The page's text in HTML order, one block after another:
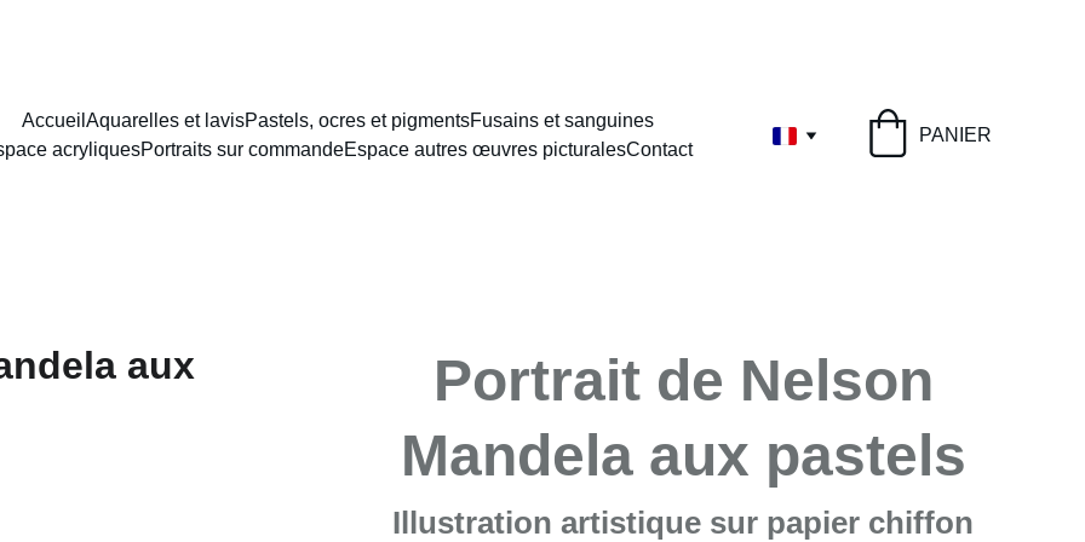
Accueil Aquarelles et lavisPastels, ocres et pigmentsFusains et sanguines
acryliquesPortraits sur commandeEspace autres œuvres picturalesContact
PANIER
Portrait de Nelson
Mandela aux pastels
Illustration artistique sur papier chiffon